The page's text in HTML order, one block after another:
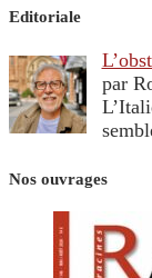
Editoriale
par
Nos ouvrages